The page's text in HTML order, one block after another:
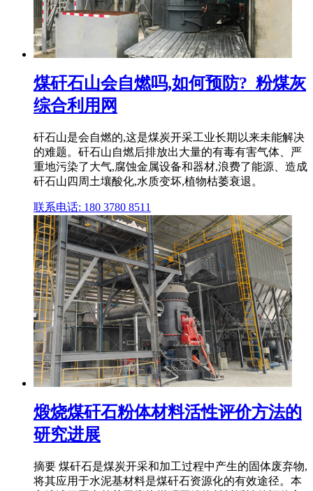
煤矸石山会自燃吗,如何预防?_粉煤灰
综合利用网
矸石山是会自燃的,这是煤炭开采工业长期以来未能解决
的难题。矸石山自燃后排放出大量的有毒有害气体、严
重地污染了大气,腐蚀金属设备和器材,浪费了能源、造成
矸石山四周土壤酸化,水质变坏,植物枯萎衰退。
联系电话: 180 3780 8511
煅烧煤矸石粉体材料活性评价方法的
研究进展
摘要 煤矸石是煤炭开采和加工过程中产生的固体废弃物,
将其应用于水泥基材料是煤矸石资源化的有效途径。本